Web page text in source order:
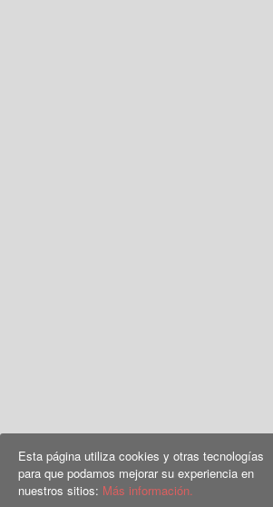
Esta página utiliza cookies y otras tecnologías
para que podamos mejorar su experiencia en
nuestros sitios: Más información.